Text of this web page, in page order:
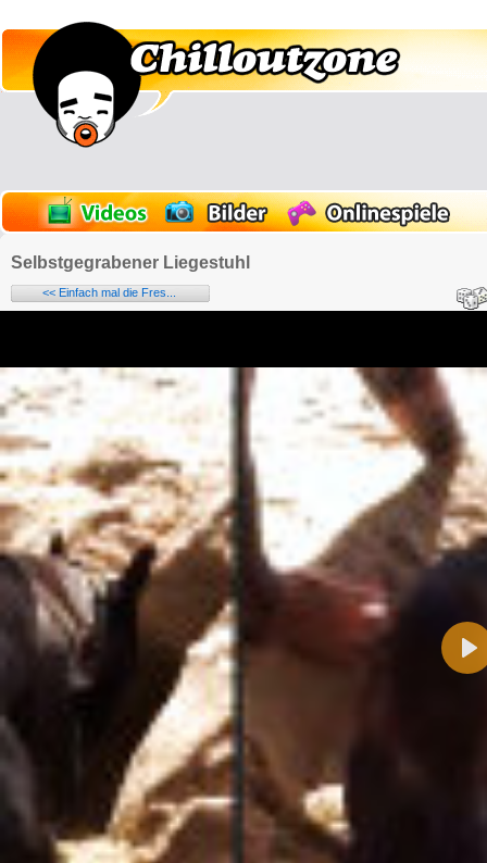
Selbstgegrabener Liegestuhl
<< Einfach mal die Fres...
E-Mail-Adresse (optional):